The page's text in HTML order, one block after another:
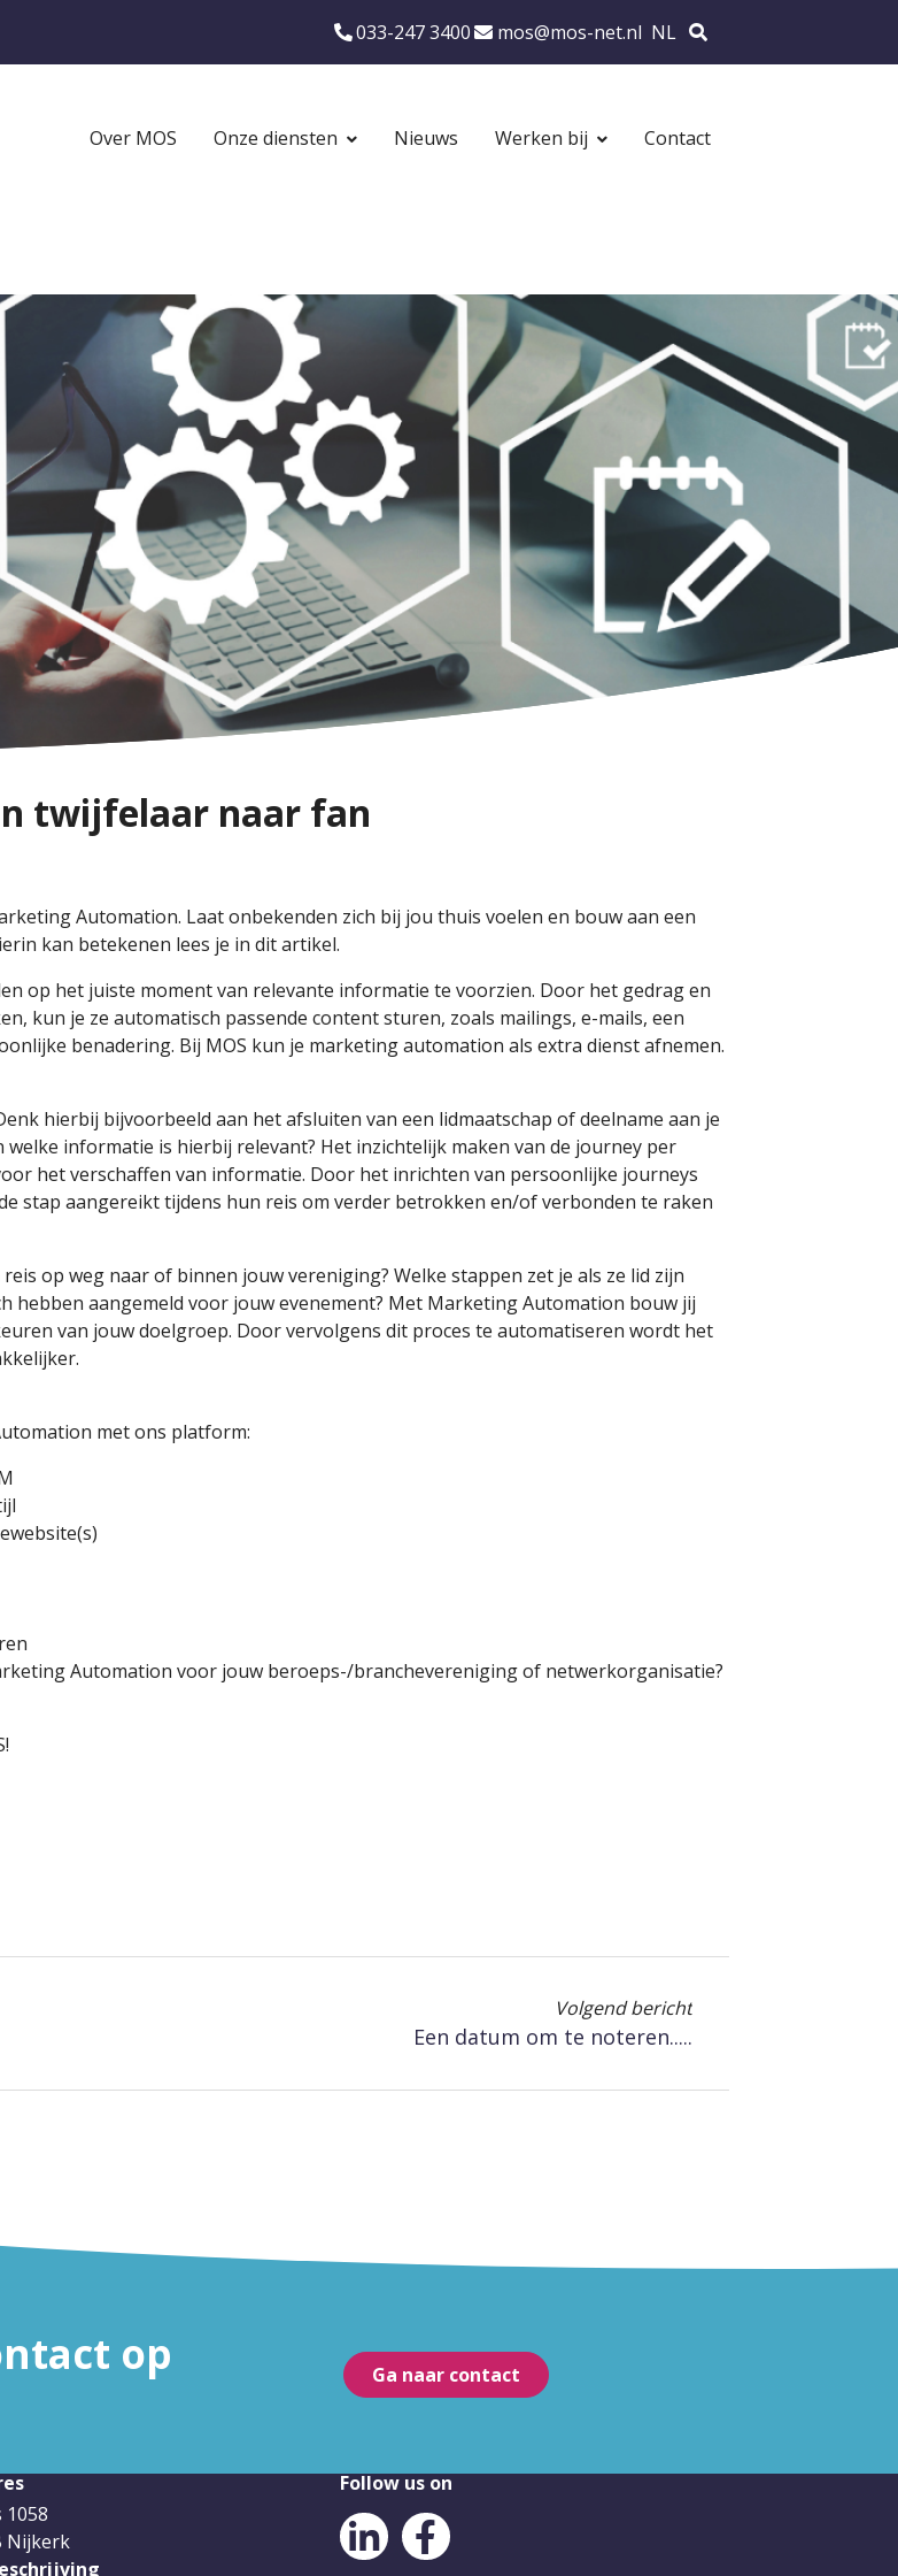
Main
Over MOS Onze diensten Nieuws Werken bij Contact
Ons
telefoonnummer:
033-247 3400Ons
emailadres:
mos@mos-net.nl NL
twijfelaar naar fan
Automation. Laat onbekenden zich bij jou thuis voelen en bouw aan een
kan betekenen lees je in dit artikel.
op het juiste moment van relevante informatie te voorzien. Door het gedrag en
kun je ze automatisch passende content sturen, zoals mailings, e-mails, een
benadering. Bij MOS kun je marketing automation als extra dienst afnemen.
hierbij bijvoorbeeld aan het afsluiten van een lidmaatschap of deelname aan je
informatie is hierbij relevant? Het inzichtelijk maken van de journey per
het verschaffen van informatie. Door het inrichten van persoonlijke journeys
stap aangereikt tijdens hun reis om verder betrokken en/of verbonden te raken
op weg naar of binnen jouw vereniging? Welke stappen zet je als ze lid zijn
hebben aangemeld voor jouw evenement? Met Marketing Automation bouw jij
van jouw doelgroep. Door vervolgens dit proces te automatiseren wordt het
met ons platform:
Automation voor jouw beroeps-/branchevereniging of netwerkorganisatie?
Volgend bericht
Een datum om te noteren.....
op Ga naar contact
1058
Nijkerk
Follow us on
LinkedIn